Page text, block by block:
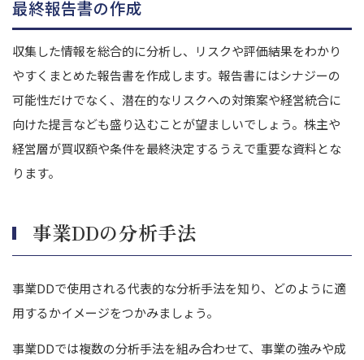
最終報告書の作成
収集した情報を総合的に分析し、リスクや評価結果をわかり
やすくまとめた報告書を作成します。報告書にはシナジーの
可能性だけでなく、潜在的なリスクへの対策案や経営統合に
向けた提言なども盛り込むことが望ましいでしょう。株主や
経営層が買収額や条件を最終決定するうえで重要な資料とな
ります。
事業DDの分析手法
事業DDで使用される代表的な分析手法を知り、どのように適
用するかイメージをつかみましょう。
事業DDでは複数の分析手法を組み合わせて、事業の強みや成